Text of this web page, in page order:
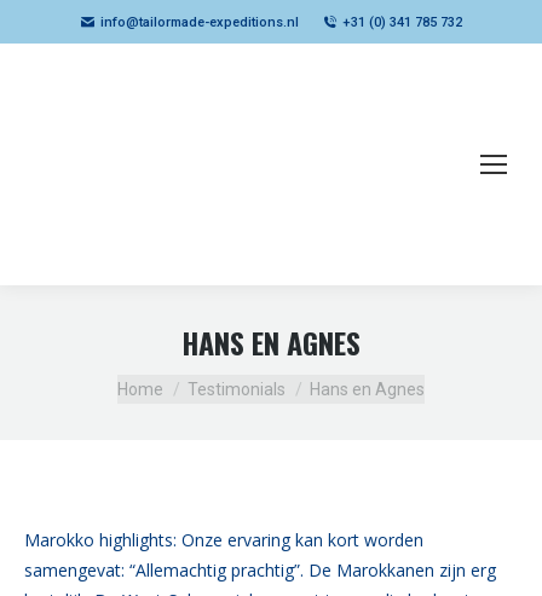
info@tailormade-expeditions.nl +31 (0) 341 785 732
HANS EN AGNES
Je bent hier:
Home Testimonials Hans en Agnes
Marokko highlights: Onze ervaring kan kort worden
samengevat: “Allemachtig prachtig”. De Marokkanen zijn erg